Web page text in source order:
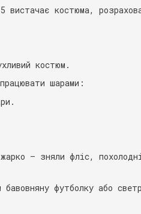
вистачає костюма,
костюм.
шарами:
— зняли фліс,
футболку або